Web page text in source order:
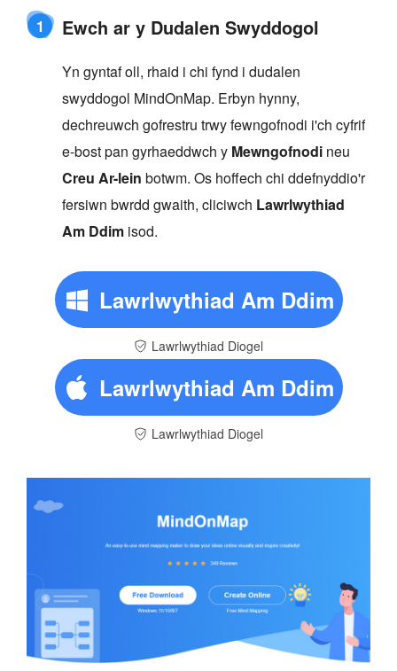
1 Ewch ar y Dudalen Swyddogol
Yn gyntaf oll, rhaid i chi fynd i dudalen
swyddogol MindOnMap. Erbyn hynny,
dechreuwch gofrestru trwy fewngofnodi i'ch cyfrif
e-bost pan gyrhaeddwch y Mewngofnodi neu
Creu Ar-lein botwm. Os hoffech chi ddefnyddio'r
fersiwn bwrdd gwaith, cliciwch Lawrlwythiad
Am Ddim isod.
Lawrlwythiad Am Ddim
Lawrlwythiad Diogel
Lawrlwythiad Am Ddim
Lawrlwythiad Diogel